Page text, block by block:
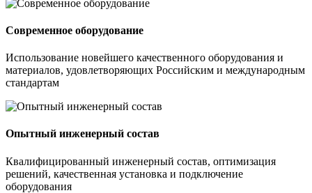
Современное оборудование
Использование новейшего качественного оборудования и
материалов, удовлетворяющих Российским и международным
стандартам
Опытный инженерный состав
Квалифицированный инженерный состав, оптимизация
решений, качественная установка и подключение
оборудования